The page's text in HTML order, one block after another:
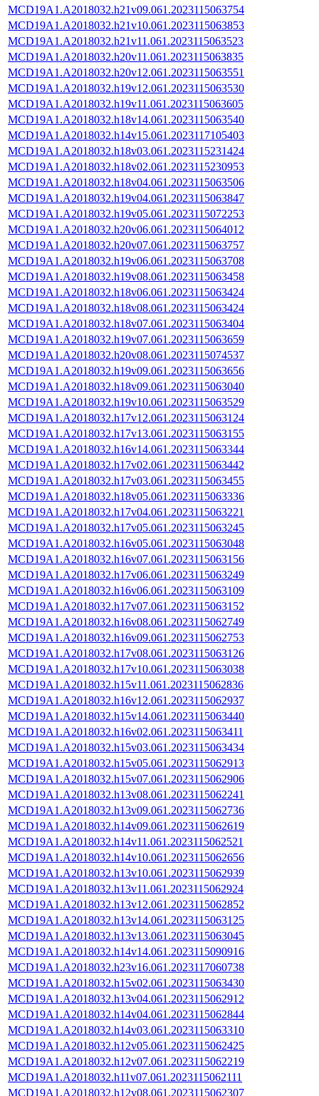
MCD19A1.A2018032.h21v09.061.2023115063754
MCD19A1.A2018032.h21v10.061.2023115063853
MCD19A1.A2018032.h21v11.061.2023115063523
MCD19A1.A2018032.h20v11.061.2023115063835
MCD19A1.A2018032.h20v12.061.2023115063551
MCD19A1.A2018032.h19v12.061.2023115063530
MCD19A1.A2018032.h19v11.061.2023115063605
MCD19A1.A2018032.h18v14.061.2023115063540
MCD19A1.A2018032.h14v15.061.2023117105403
MCD19A1.A2018032.h18v03.061.2023115231424
MCD19A1.A2018032.h18v02.061.2023115230953
MCD19A1.A2018032.h18v04.061.2023115063506
MCD19A1.A2018032.h19v04.061.2023115063847
MCD19A1.A2018032.h19v05.061.2023115072253
MCD19A1.A2018032.h20v06.061.2023115064012
MCD19A1.A2018032.h20v07.061.2023115063757
MCD19A1.A2018032.h19v06.061.2023115063708
MCD19A1.A2018032.h19v08.061.2023115063458
MCD19A1.A2018032.h18v06.061.2023115063424
MCD19A1.A2018032.h18v08.061.2023115063424
MCD19A1.A2018032.h18v07.061.2023115063404
MCD19A1.A2018032.h19v07.061.2023115063659
MCD19A1.A2018032.h20v08.061.2023115074537
MCD19A1.A2018032.h19v09.061.2023115063656
MCD19A1.A2018032.h18v09.061.2023115063040
MCD19A1.A2018032.h19v10.061.2023115063529
MCD19A1.A2018032.h17v12.061.2023115063124
MCD19A1.A2018032.h17v13.061.2023115063155
MCD19A1.A2018032.h16v14.061.2023115063344
MCD19A1.A2018032.h17v02.061.2023115063442
MCD19A1.A2018032.h17v03.061.2023115063455
MCD19A1.A2018032.h18v05.061.2023115063336
MCD19A1.A2018032.h17v04.061.2023115063221
MCD19A1.A2018032.h17v05.061.2023115063245
MCD19A1.A2018032.h16v05.061.2023115063048
MCD19A1.A2018032.h16v07.061.2023115063156
MCD19A1.A2018032.h17v06.061.2023115063249
MCD19A1.A2018032.h16v06.061.2023115063109
MCD19A1.A2018032.h17v07.061.2023115063152
MCD19A1.A2018032.h16v08.061.2023115062749
MCD19A1.A2018032.h16v09.061.2023115062753
MCD19A1.A2018032.h17v08.061.2023115063126
MCD19A1.A2018032.h17v10.061.2023115063038
MCD19A1.A2018032.h15v11.061.2023115062836
MCD19A1.A2018032.h16v12.061.2023115062937
MCD19A1.A2018032.h15v14.061.2023115063440
MCD19A1.A2018032.h16v02.061.2023115063411
MCD19A1.A2018032.h15v03.061.2023115063434
MCD19A1.A2018032.h15v05.061.2023115062913
MCD19A1.A2018032.h15v07.061.2023115062906
MCD19A1.A2018032.h13v08.061.2023115062241
MCD19A1.A2018032.h13v09.061.2023115062736
MCD19A1.A2018032.h14v09.061.2023115062619
MCD19A1.A2018032.h14v11.061.2023115062521
MCD19A1.A2018032.h14v10.061.2023115062656
MCD19A1.A2018032.h13v10.061.2023115062939
MCD19A1.A2018032.h13v11.061.2023115062924
MCD19A1.A2018032.h13v12.061.2023115062852
MCD19A1.A2018032.h13v14.061.2023115063125
MCD19A1.A2018032.h13v13.061.2023115063045
MCD19A1.A2018032.h14v14.061.2023115090916
MCD19A1.A2018032.h23v16.061.2023117060738
MCD19A1.A2018032.h15v02.061.2023115063430
MCD19A1.A2018032.h13v04.061.2023115062912
MCD19A1.A2018032.h14v04.061.2023115062844
MCD19A1.A2018032.h14v03.061.2023115063310
MCD19A1.A2018032.h12v05.061.2023115062425
MCD19A1.A2018032.h12v07.061.2023115062219
MCD19A1.A2018032.h11v07.061.2023115062111
MCD19A1.A2018032.h12v08.061.2023115062307